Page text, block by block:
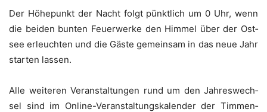
Der Höhe­punkt der Nacht folgt pünkt­lich um 0 Uhr, wenn
die bei­den bun­ten Feu­er­wer­ke den Him­mel über der Ost­
see erleuch­ten und die Gäs­te gemein­sam in das neue Jahr
star­ten lassen.
Alle wei­te­ren Ver­an­stal­tun­gen rund um den Jah­res­wech­
sel sind im Online-Ver­an­stal­tungs­ka­len­der der Tim­men­